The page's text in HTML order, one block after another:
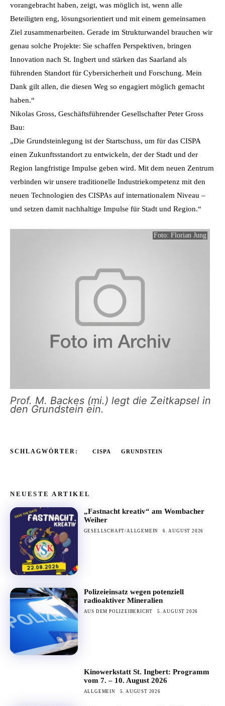
vorangebracht haben, zeigt, was möglich ist, wenn alle
Beteiligten eng, lösungsorientiert und mit einem gemeinsamen
Ziel zusammenarbeiten. Gerade im Strukturwandel brauchen wir
genau solche Projekte: Sie schaffen Perspektiven, bringen
Innovation nach St. Ingbert und stärken das Saarland als
führenden Standort für Cybersicherheit und Forschung. Mein
Dank gilt allen, die diesen Weg so engagiert möglich gemacht
haben.“
Nikolas Gross, Geschäftsführender Gesellschafter Peter Gross
Bau:
„Die Grundsteinlegung ist der Startschuss, um für das CISPA
einen Zukunftsstandort zu entwickeln, der der Stadt und der
Region langfristige Impulse geben wird. Mit dem neuen Zentrum
verbinden wir unsere traditionelle Industriekompetenz mit den
neuen Technologien des CISPAs auf internationalem Niveau –
und setzen damit nachhaltige Impulse für Stadt und Region.“
Foto: Florian Jung
Prof. M. Backes (mi.) legt die Zeitkapsel in
den Grundstein ein.
SCHLAGWÖRTER: CISPA GRUNDSTEIN
NEUESTE ARTIKEL
„Fastnacht kreativ“ am Wombacher
Weiher
GESELLSCHAFT/ALLGEMEIN 6. AUGUST 2026
Polizeieinsatz wegen potenziell
radioaktiver Mineralien
AUS DEM POLIZEIBERICHT 5. AUGUST 2026
Kinowerkstatt St. Ingbert: Programm
vom 7. – 10. August 2026
ALLGEMEIN 5. AUGUST 2026